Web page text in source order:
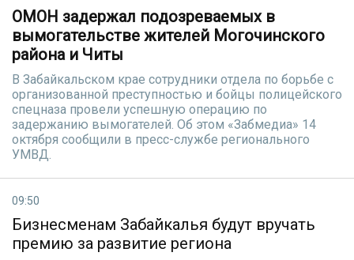
ОМОН задержал подозреваемых в
вымогательстве жителей Могочинского
района и Читы
В Забайкальском крае сотрудники отдела по борьбе с
организованной преступностью и бойцы полицейского
спецназа провели успешную операцию по
задержанию вымогателей. Об этом «Забмедиа» 14
октября сообщили в пресс-службе регионального
УМВД.
09:50
Бизнесменам Забайкалья будут вручать
премию за развитие региона